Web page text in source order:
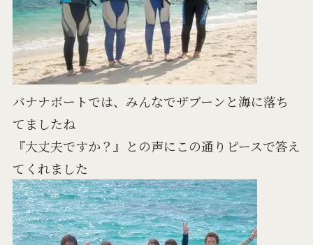
バナナボートでは、みんなでザブーンと海に落ち
てましたね
『大丈夫ですか？』との声にこの通りピースで答え
てくれました